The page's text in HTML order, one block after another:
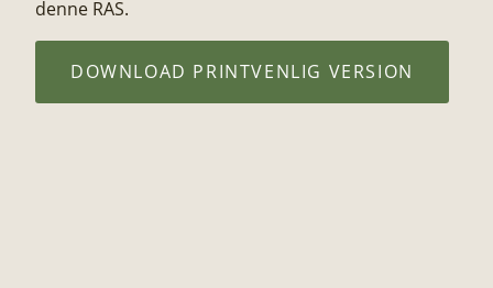
denne RAS.​
DOWNLOAD PRINTVENLIG VERSION